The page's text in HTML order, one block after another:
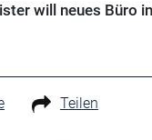
will neues Büro
Teilen